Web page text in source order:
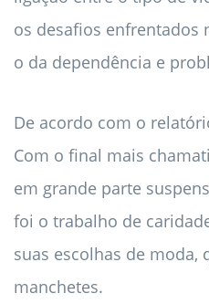
os desafios enfrentados
o da dependência e
De acordo com o
Com o final mais
em grande parte
foi o trabalho de
suas escolhas de moda,
manchetes.